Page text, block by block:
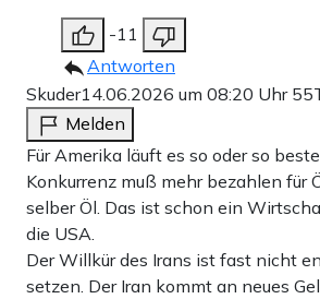
-11
Antworten
Skuder14.06.2026 um 08:20 Uhr
Melden
Für Amerika läuft es so oder so
Konkurrenz muß mehr bezahlen für
selber Öl. Das ist schon ein
die USA.
Der Willkür des Irans ist fast nicht
setzen. Der Iran kommt an neues